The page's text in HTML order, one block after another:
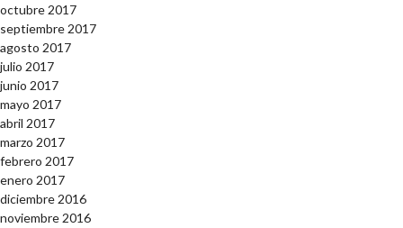
octubre 2017
septiembre 2017
agosto 2017
julio 2017
junio 2017
mayo 2017
abril 2017
marzo 2017
febrero 2017
enero 2017
diciembre 2016
noviembre 2016